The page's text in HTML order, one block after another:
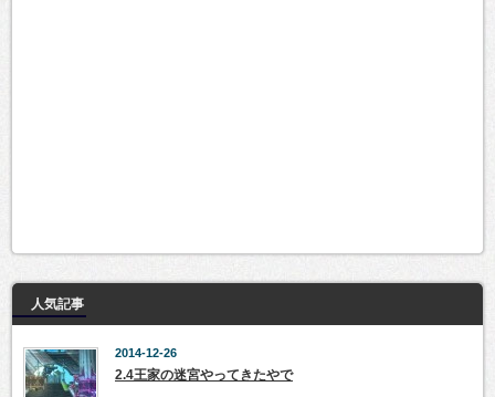
人気記事
2014-12-26
2.4王家の迷宮やってきたやで